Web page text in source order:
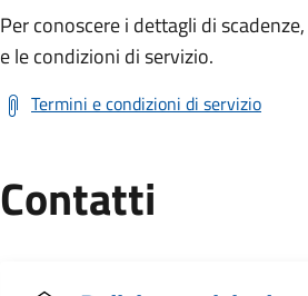
Per conoscere i dettagli di
e le condizioni di servizio.
Termini e condizioni di servizio
Contatti